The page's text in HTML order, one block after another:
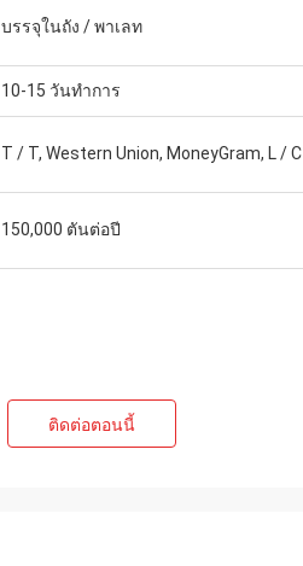
บรรจุในถัง / พาเลท
10-15 วันทำการ
T / T, Western Union, MoneyGram, L / C
150,000 ตันต่อปี
ติดต่อตอนนี้